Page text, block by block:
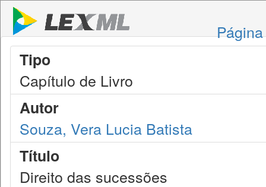
Tipo
Capítulo de Livro
Autor
Souza, Vera Lucia Batista
Título
Direito das sucessões